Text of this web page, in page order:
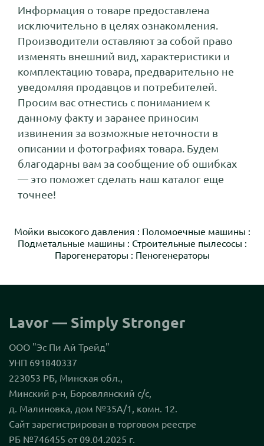
Информация о товаре предоставлена
исключительно в целях ознакомления.
Производители оставляют за собой право
изменять внешний вид, характеристики и
комплектацию товара, предварительно не
уведомляя продавцов и потребителей.
Просим вас отнестись с пониманием к
данному факту и заранее приносим
извинения за возможные неточности в
описании и фотографиях товара. Будем
благодарны вам за сообщение об ошибках
— это поможет сделать наш каталог еще
точнее!
Мойки высокого давления : Поломоечные машины :
Подметальные машины : Строительные пылесосы :
Парогенераторы : Пеногенераторы
Lavor — Simply Stronger
ООО "Эс Пи Ай Трейд"
УНП 691840337
223053 РБ, Минская обл.,
Минский р-н, Боровлянский с/с,
д. Малиновка, дом №35А/1, комн. 12.
Сайт зарегистрирован в торговом реестре
РБ №746455 от 09.04.2025 г.